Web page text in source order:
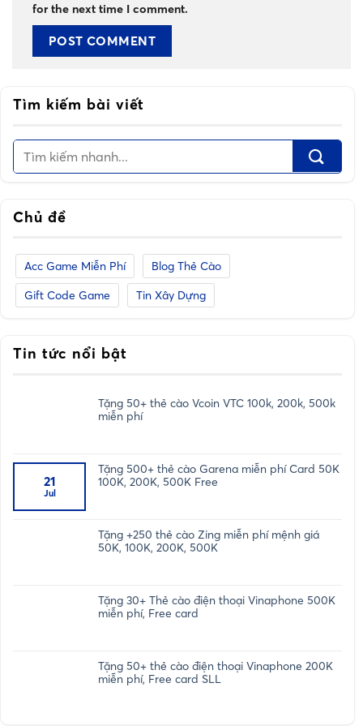
for the next time I comment.
Tìm kiếm bài viết
Chủ đề
Acc Game Miễn Phí
Blog Thẻ Cào
Gift Code Game
Tin Xây Dựng
Tin tức nổi bật
Tặng 50+ thẻ cào Vcoin VTC 100k, 200k, 500k
miễn phí
21
Jul
Tặng 500+ thẻ cào Garena miễn phí Card 50K
100K, 200K, 500K Free
Tặng +250 thẻ cào Zing miễn phí mệnh giá
50K, 100K, 200K, 500K
Tặng 30+ Thẻ cào điện thoại Vinaphone 500K
miễn phí, Free card
Tặng 50+ thẻ cào điện thoại Vinaphone 200K
miễn phí, Free card SLL